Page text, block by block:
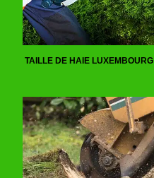
TAILLE DE HAIE LUXEMBOURG